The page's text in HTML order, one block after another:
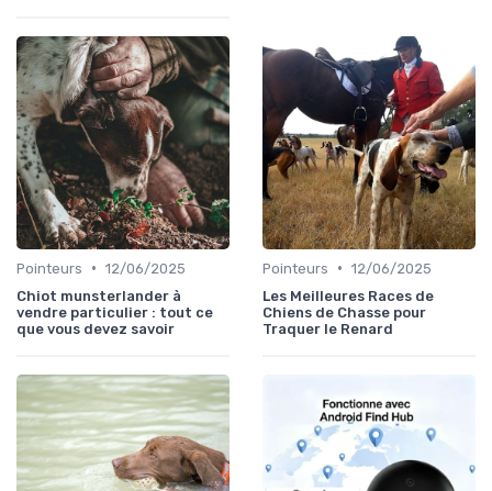
Pointeurs • 12/06/2025
Chiot munsterlander à
vendre particulier : tout ce
que vous devez savoir
Pointeurs • 12/06/2025
Les Meilleures Races de
Chiens de Chasse pour
Traquer le Renard